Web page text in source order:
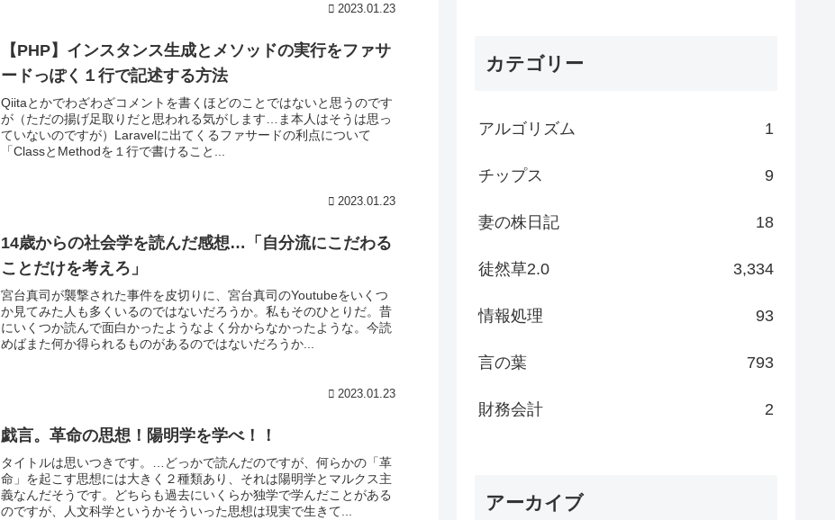
2023.01.23
【PHP】インスタンス生成とメソッドの実行をファサ
ードっぽく１行で記述する方法
Qiitaとかでわざわざコメントを書くほどのことではないと思うのです
が（ただの揚げ足取りだと思われる気がします…ま本人はそうは思っ
ていないのですが）Laravelに出てくるファサードの利点について
「ClassとMethodを１行で書けること...
2023.01.23
14歳からの社会学を読んだ感想…「自分流にこだわる
ことだけを考えろ」
宮台真司が襲撃された事件を皮切りに、宮台真司のYoutubeをいくつ
か見てみた人も多くいるのではないだろうか。私もそのひとりだ。昔
にいくつか読んで面白かったようなよく分からなかったような。今読
めばまた何か得られるものがあるのではないだろうか...
2023.01.23
戯言。革命の思想！陽明学を学べ！！
タイトルは思いつきです。…どっかで読んだのですが、何らかの「革
命」を起こす思想には大きく２種類あり、それは陽明学とマルクス主
義なんだそうです。どちらも過去にいくらか独学で学んだことがある
のですが、人文科学というかそういった思想は現実で生きて...
カテゴリー
アルゴリズム 1
チップス 9
妻の株日記 18
徒然草2.0 3,334
情報処理 93
言の葉 793
財務会計 2
アーカイブ